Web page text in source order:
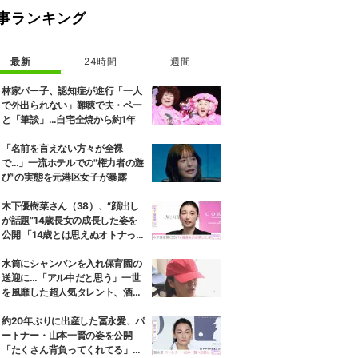
ランキング
最新 24時間 週間
林家パー子、認知症が進行「一人
で外出られない」難聴で夫・ペー
と「筆談」…自宅全焼から約1年
「名前を言えない方々が全裸
で…」一流ホテルでの"権力者の遊
び"の実態を元港区女子が暴露
木下優樹菜さん（38）、“顔出し
が話題”14歳長女の成長した姿を
公開 「14歳とは思えぬオトナっぽ
ぎる」など反響
水筒にシャンパンを入れ保育園の
送迎に…「アル中だと思う」一世
を風靡した超人気タレント、酒漬
約20年ぶりに出産した冨永愛、パ
ートナー・山本一賢の姿を公開
「たくさん背負ってくれてる」感